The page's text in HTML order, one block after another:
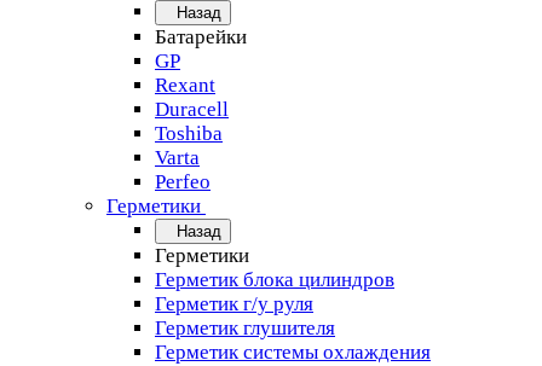
Назад
Батарейки
GP
Rexant
Duracell
Toshiba
Varta
Perfeo
Герметики
Назад
Герметики
Герметик блока цилиндров
Герметик г/у руля
Герметик глушителя
Герметик системы охлаждения